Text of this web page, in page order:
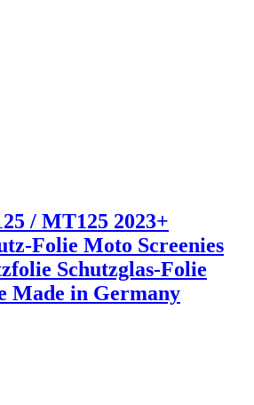
/ MT125 2023+
Folie Moto Screenies
Schutzglas-Folie
Made in Germany